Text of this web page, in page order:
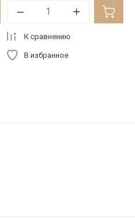
К сравнению
В избранное